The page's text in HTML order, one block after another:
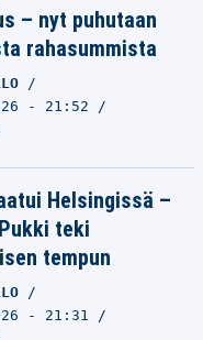
– nyt puhutaan
rahasummista
- 21:52
Helsingissä –
teki
tempun
- 21:31